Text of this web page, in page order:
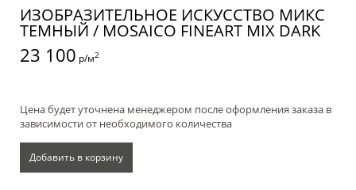
ИЗОБРАЗИТЕЛЬНОЕ ИСКУССТВО МИКС
ТЕМНЫЙ / MOSAICO FINEART MIX DARK
23 100 р/м2
Цена будет уточнена менеджером после оформления заказа в
зависимости от необходимого количества
Добавить в корзину